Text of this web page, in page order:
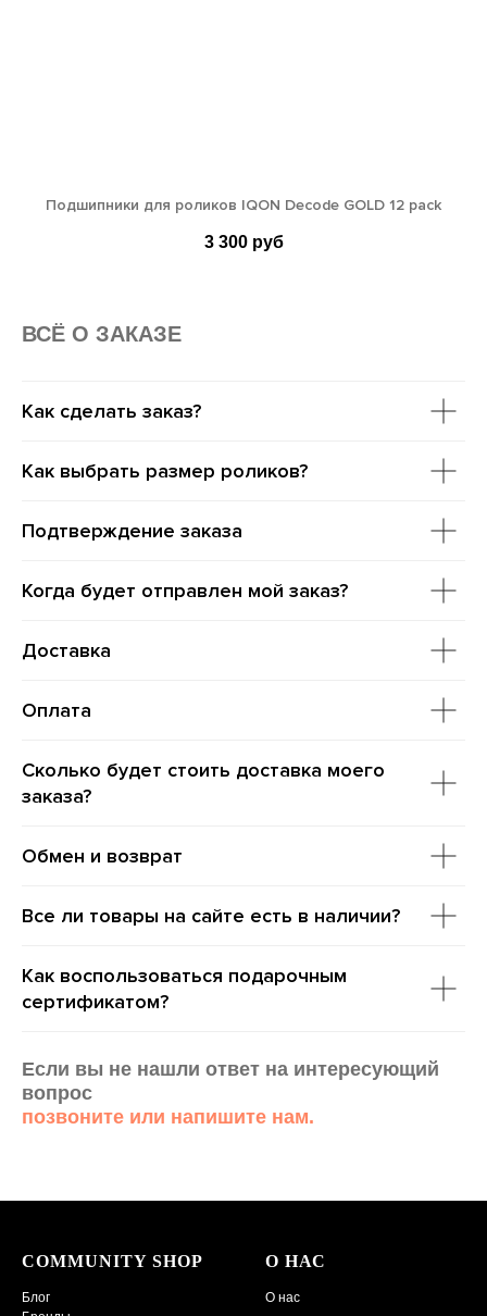
Подшипники для роликов IQON Decode GOLD 12 pack
3 300 руб
ВСË О ЗАКАЗЕ
Как сделать заказ?
Как выбрать размер роликов?
Подтверждение заказа
Когда будет отправлен мой заказ?
Доставка
Оплата
Сколько будет стоить доставка моего
заказа?
Обмен и возврат
Все ли товары на сайте есть в наличии?
Как воспользоваться подарочным
сертификатом?
Если вы не нашли ответ на интересующий
вопрос
позвоните или напишите нам.
COMMUNITY SHOP
Блог
О НАС
О нас